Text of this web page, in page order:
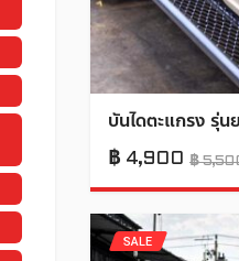
บันไดตะแกรง รุ่น
฿ 4,900 ฿
SALE